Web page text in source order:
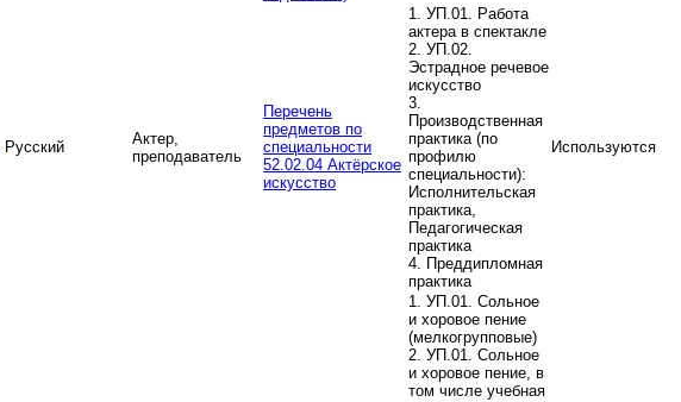
Русский
Актер,
преподаватель
Перечень
предметов по
специальности
52.02.04 Актёрское
искусство
1. УП.01. Работа
актера в спектакле
2. УП.02.
Эстрадное речевое
искусство
3.
Производственная
практика (по
профилю
специальности):
Исполнительская
практика,
Педагогическая
практика
4. Преддипломная
практика
Используются
1. УП.01. Сольное
и хоровое пение
(мелкогрупповые)
2. УП.01. Сольное
и хоровое пение, в
том числе учебная